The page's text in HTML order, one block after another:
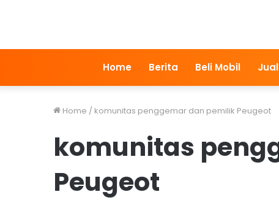
Home Berita Beli Mobil
Home / komunitas penggemar dan pemilik Peugeot
komunitas
Peugeot